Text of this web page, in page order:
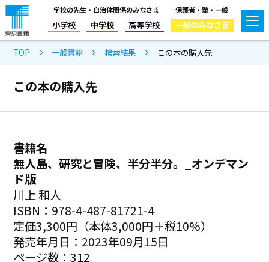
学校の先生・自治体関係のみなさま
小学校 中学校 高等学校
保護者・塾・一般
一般のみなさま
TOP 一般書籍 検索結果 この本の購入先
この本の購入先
書籍名
無人島、研究と冒険、半分半分。_オンデマン
ド版
川上 和人
ISBN：978-4-487-81721-4
定価3,300円（本体3,000円＋税10%）
発売年月日：2023年09月15日
ページ数：312